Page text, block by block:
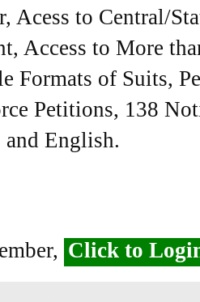
Acess to Central/
Access to More
Formats of Suits,
Petitions, 138
English.
Click to